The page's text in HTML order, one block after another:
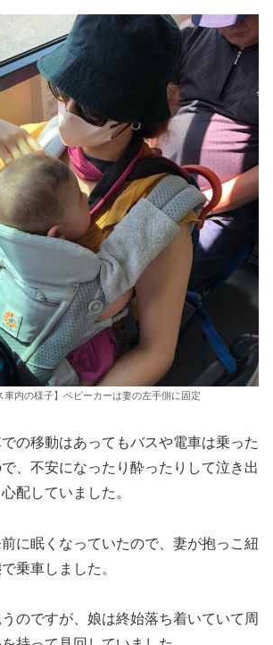
車内の様子】ベビーカーは妻の左手側に固定
の移動はあってもバスや電車は乗った
、不安になったり酔ったりして泣き出
配していました。
に眠くなっていたので、妻が抱っこ紐
乗車しました。
のですが、娘は終始落ち着いていて周